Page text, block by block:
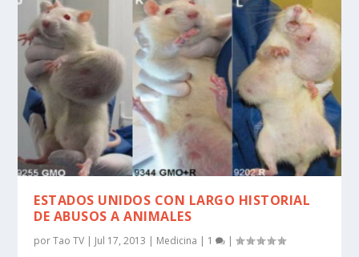
ESTADOS UNIDOS CON LARGO HISTORIAL
DE ABUSOS A ANIMALES
porTao TV | Jul 17, 2013 | Medicina | 1 |